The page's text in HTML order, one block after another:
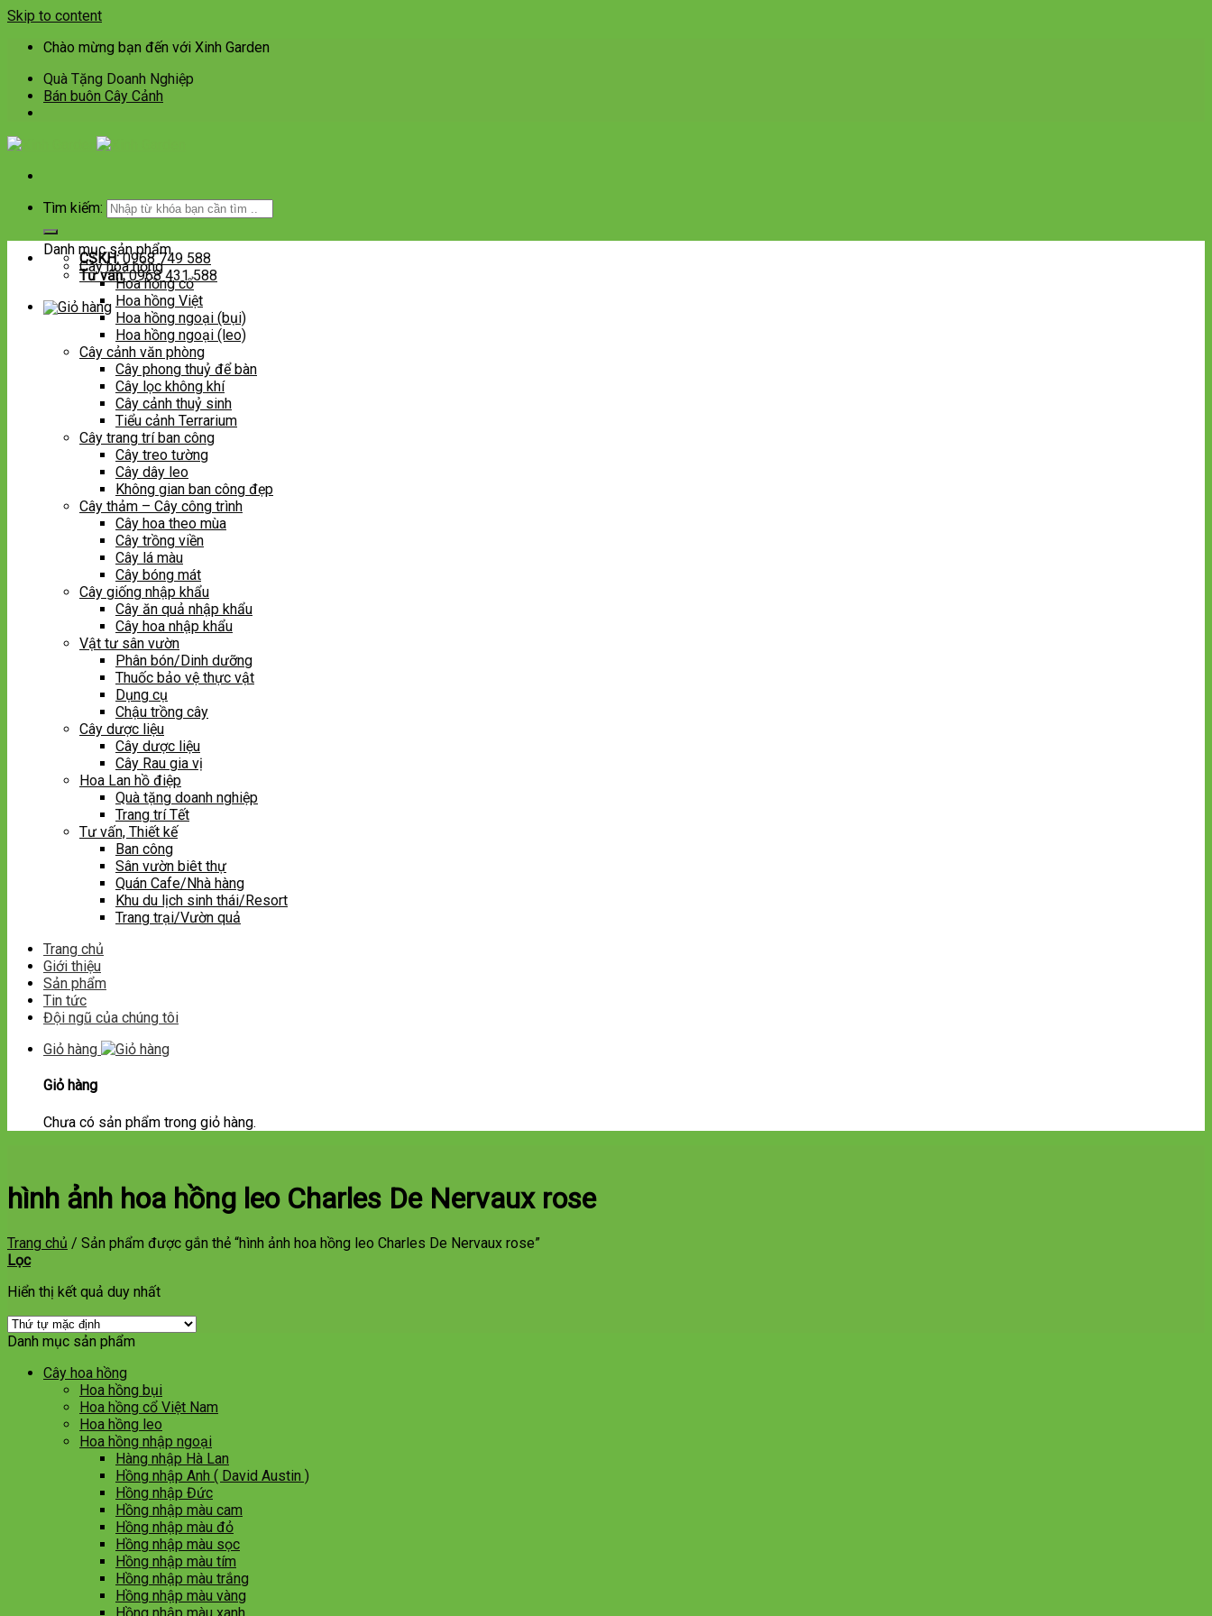
Skip to content
Chào mừng bạn đến với Xinh Garden
Quà Tặng Doanh Nghiệp
Bán buôn Cây Cảnh
Tìm kiếm:
CSKH:0968 749 588
Tư vấn:0968 431 588
Danh mục sản phẩm
Cây hoa hồng
Hoa hồng cổ
Hoa hồng Việt
Hoa hồng ngoại (bụi)
Hoa hồng ngoại (leo)
Cây cảnh văn phòng
Cây phong thuỷ để bàn
Cây lọc không khí
Cây cảnh thuỷ sinh
Tiểu cảnh Terrarium
Cây trang trí ban công
Cây treo tường
Cây dây leo
Không gian ban công đẹp
Cây thảm – Cây công trình
Cây hoa theo mùa
Cây trồng viền
Cây lá màu
Cây bóng mát
Cây giống nhập khẩu
Cây ăn quả nhập khẩu
Cây hoa nhập khẩu
Vật tư sân vườn
Phân bón/Dinh dưỡng
Thuốc bảo vệ thực vật
Dụng cụ
Chậu trồng cây
Cây dược liệu
Cây dược liệu
Cây Rau gia vị
Hoa Lan hồ điệp
Quà tặng doanh nghiệp
Trang trí Tết
Tư vấn, Thiết kế
Ban công
Sân vườn biêt thự
Quán Cafe/Nhà hàng
Khu du lịch sinh thái/Resort
Trang trại/Vườn quả
Trang chủ
Giới thiệu
Sản phẩm
Tin tức
Đội ngũ của chúng tôi
Giỏ hàng
Giỏ hàng
Chưa có sản phẩm trong giỏ hàng.
hình ảnh hoa hồng leo Charles De Nervaux rose
Trang chủ / Sản phẩm được gắn thẻ “hình ảnh hoa hồng leo Charles De Nervaux rose”
Lọc
Hiển thị kết quả duy nhất
Danh mục sản phẩm
Cây hoa hồng
Hoa hồng bụi
Hoa hồng cổ Việt Nam
Hoa hồng leo
Hoa hồng nhập ngoại
Hàng nhập Hà Lan
Hồng nhập Anh ( David Austin )
Hồng nhập Đức
Hồng nhập màu cam
Hồng nhập màu đỏ
Hồng nhập màu sọc
Hồng nhập màu tím
Hồng nhập màu trắng
Hồng nhập màu vàng